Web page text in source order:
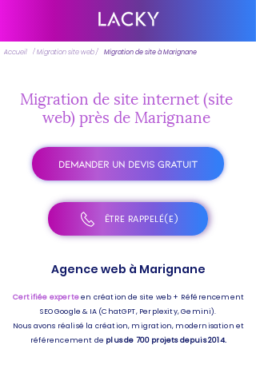
Accueil / Migration site web / Migration de site à Marignane
Migration de site internet (site
web) près de Marignane
DEMANDER UN DEVIS GRATUIT
ÊTRE RAPPELÉ(E)
Agence web à Marignane
Certifiée experteen création de site web + Référencement
SEO Google & IA (ChatGPT, Perplexity, Gemini).
Nous avons réalisé la création, migration, modernisation et
référencement de plus de 700 projets depuis 2014.